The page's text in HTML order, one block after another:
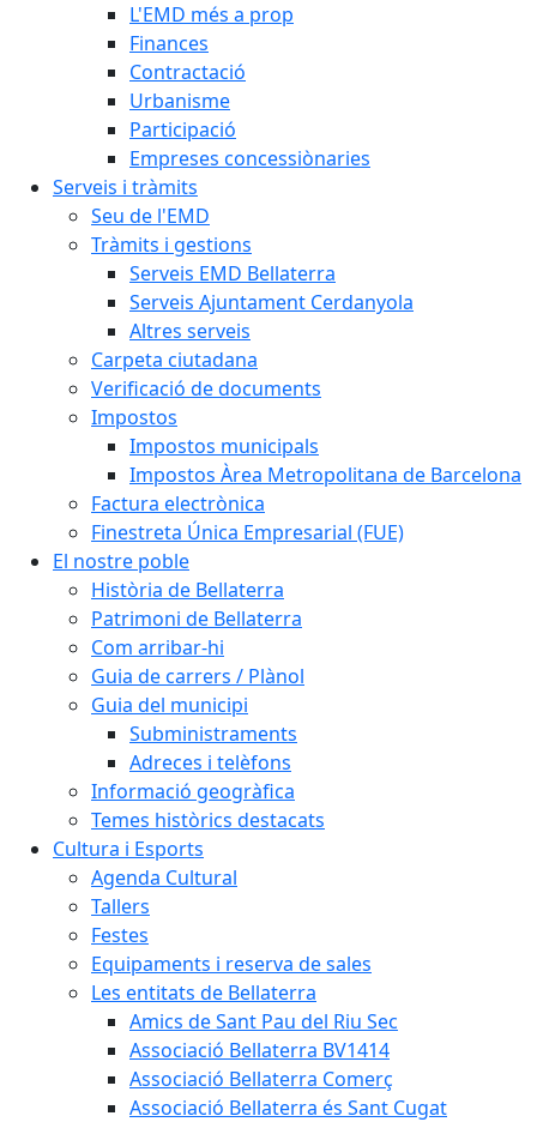
L'EMD més a prop
Finances
Contractació
Urbanisme
Participació
Empreses concessiònaries
Serveis i tràmits
Seu de l'EMD
Tràmits i gestions
Serveis EMD Bellaterra
Serveis Ajuntament Cerdanyola
Altres serveis
Carpeta ciutadana
Verificació de documents
Impostos
Impostos municipals
Impostos Àrea Metropolitana de Barcelona
Factura electrònica
Finestreta Única Empresarial (FUE)
El nostre poble
Història de Bellaterra
Patrimoni de Bellaterra
Com arribar-hi
Guia de carrers / Plànol
Guia del municipi
Subministraments
Adreces i telèfons
Informació geogràfica
Temes històrics destacats
Cultura i Esports
Agenda Cultural
Tallers
Festes
Equipaments i reserva de sales
Les entitats de Bellaterra
Amics de Sant Pau del Riu Sec
Associació Bellaterra BV1414
Associació Bellaterra Comerç
Associació Bellaterra és Sant Cugat